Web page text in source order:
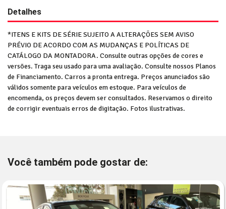
Detalhes
*ITENS E KITS DE SÉRIE SUJEITO A ALTERAÇÕES SEM AVISO
PRÉVIO DE ACORDO COM AS MUDANÇAS E POLÍTICAS DE
CATÁLOGO DA MONTADORA. Consulte outras opções de cores e
versões. Traga seu usado para uma avaliação. Consulte nossos Planos
de Financiamento. Carros a pronta entrega. Preços anunciados são
válidos somente para veículos em estoque. Para veículos de
encomenda, os preços devem ser consultados. Reservamos o direito
de corrigir eventuais erros de digitação. Fotos ilustrativas.
Você também pode gostar de: